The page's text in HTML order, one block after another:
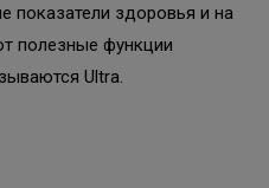
показатели здоровья и на
полезные функции
Ultra.